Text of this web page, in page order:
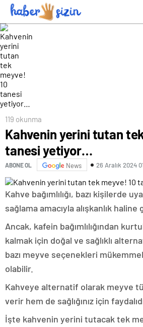
119 okunma
Kahvenin yerini tutan
tanesi yetiyor…
ABONE OL News 26 Aralık 2024
Kahve bağımlılığı, bazı kişilerde
sağlama amacıyla alışkanlık haline
Ancak, kafein bağımlılığından
kalmak için doğal ve sağlıklı
bazı meyve seçenekleri
olabilir.
Kahveye alternatif olarak meyve
verir hem de sağlığınız için
İşte kahvenin yerini tutacak tek